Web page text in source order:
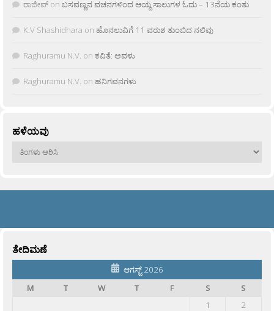
ರಾಜೀವ್ on ಬಸವಣ್ಣನ ವಚನಗಳಿಂದ ಆಯ್ದ ಸಾಲುಗಳ ಓದು – 13ನೆಯ ಕಂತು
K.V Shashidhara on ಹೊನಲುವಿಗೆ 11 ವರುಶ ತುಂಬಿದ ನಲಿವು
Raghuramu N.V. on ಕವಿತೆ: ಅವಳು
Raghuramu N.V. on ಹನಿಗವನಗಳು
ಹಳೆಯವು
ಹಳೆಯವು
ತೇದಿಮಣೆ
ಆಗಸ್ಟ್ 2026
M
T W T F S
S
1
2